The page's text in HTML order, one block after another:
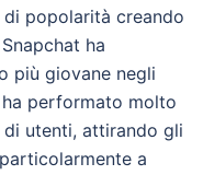
popolarità creando
ha
più giovane negli
performato molto
utenti, attirando gli
a